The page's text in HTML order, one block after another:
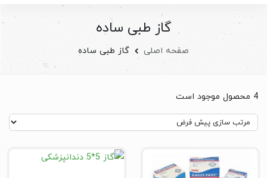
گاز طبی ساده
صفحه اصلی گاز طبی ساده
4 محصول موجود است